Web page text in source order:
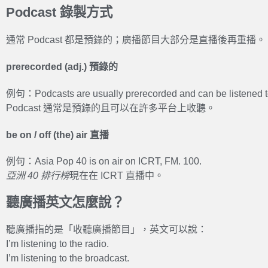
Podcast 錄製方式
通常 Podcast 都是預錄的；廣播節目大部分是直播後再重播。
prerecorded (adj.) 預錄的
例句：Podcasts are usually prerecorded and can be listened
Podcast 通常是預錄的且可以在許多平台上收聽。
be on / off (the) air 直播
例句：Asia Pop 40 is on air on ICRT, FM. 100.
亞洲 40 排行榜現在在 ICRT 直播中。
聽廣播英文怎麼說？
聽廣播指的是「收聽廣播節目」，英文可以說：
I’m listening to the radio.
I’m listening to the broadcast.